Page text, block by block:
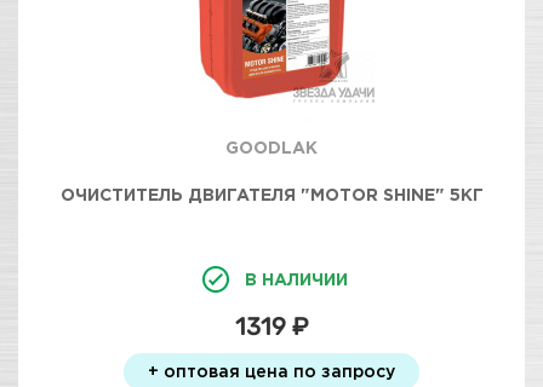
GOODLAK
ОЧИСТИТЕЛЬ ДВИГАТЕЛЯ "MOTOR SHINE" 5КГ
В НАЛИЧИИ
1319 ₽
+ оптовая цена по запросу